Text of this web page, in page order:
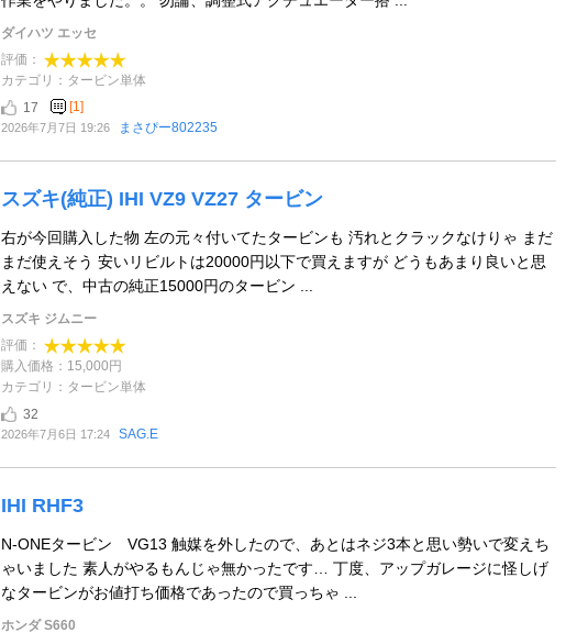
ダイハツ エッセ
評価：
カテゴリ：タービン単体
17
[1]
2026年7月7日 19:26 まさぴー802235
スズキ(純正) IHI VZ9 VZ27 タービン
右が今回購入した物 左の元々付いてたタービンも 汚れとクラックなけりゃ まだ
まだ使えそう 安いリビルトは20000円以下で買えますが どうもあまり良いと思
えない で、中古の純正15000円のタービン ...
スズキ ジムニー
評価：
購入価格：15,000円
カテゴリ：タービン単体
32
2026年7月6日 17:24 SAG.E
IHI RHF3
N-ONEタービン VG13 触媒を外したので、あとはネジ3本と思い勢いで変えち
ゃいました 素人がやるもんじゃ無かったです… 丁度、アップガレージに怪しげ
なタービンがお値打ち価格であったので買っちゃ ...
ホンダ S660